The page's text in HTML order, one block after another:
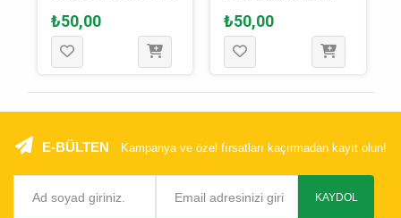
Kreması 4 x 15 Gr
₺50,00
Ödül Kreması 4 x 15
Gr
₺50,00
E-BÜLTEN Kampanya ve özel fırsatları kaçırmadan kayıt olun!
KAYDOL